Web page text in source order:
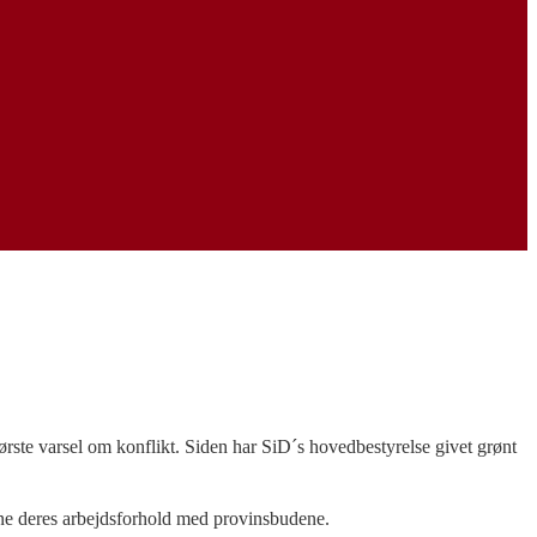
varsel om konflikt. Siden har SiD´s hovedbestyrelse givet grønt
deres arbejdsforhold med provinsbudene.